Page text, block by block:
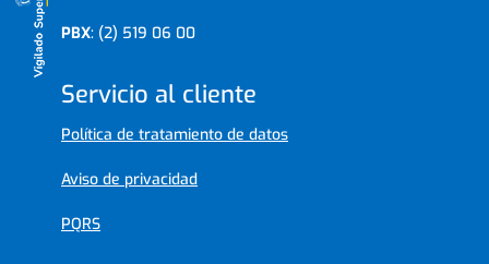
PBX: (2) 519 06 00
Servicio al cliente
Política de tratamiento de datos
Aviso de privacidad
PQRS